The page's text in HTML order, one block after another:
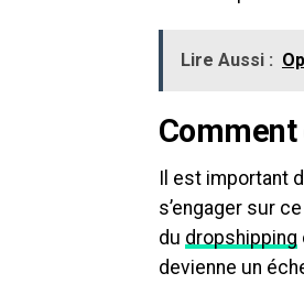
Lire Aussi :
Il est important
s’engager sur
du dropshipping
devienne un